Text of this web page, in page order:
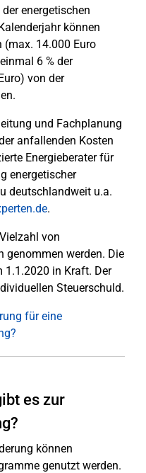
energetischen
können
(max. 14.000 Euro
6 % der
von der
und Fachplanung
anfallenden Kosten
Energieberater für
energetischer
deutschlandweit u.a.
.
von
genommen werden. Die
1.1.2020 in Kraft. Der
Steuerschuld.
für eine
es zur
können
genutzt werden.